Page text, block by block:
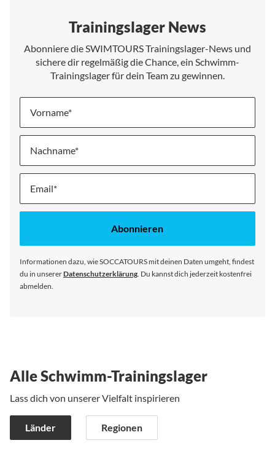
Trainingslager News
Abonniere die SWIMTOURS Trainingslager-News und
sichere dir regelmäßig die Chance, ein Schwimm-
Trainingslager für dein Team zu gewinnen.
Vorname
Nachname
Melde
für
Abonnieren
Informationen dazu, wie SOCCATOURS mit deinen Daten umgeht, findest
du in unsererDatenschutzerklärung . Du kannst dich jederzeit kostenfrei
abmelden.
Alle Schwimm-Trainingslager
Lass dich von unserer Vielfalt inspirieren
Länder Regionen